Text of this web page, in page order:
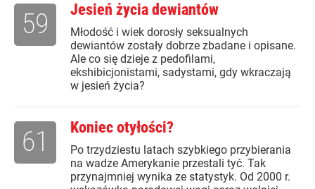
Jesień życia dewiantów
Młodość i wiek dorosły seksualnych
dewiantów zostały dobrze zbadane i opisane.
Ale co się dzieje z pedofilami,
ekshibicjonistami, sadystami, gdy wkraczają
w jesień życia?
59
Koniec otyłości?
Po trzydziestu latach szybkiego przybierania
na wadze Amerykanie przestali tyć. Tak
przynajmniej wynika ze statystyk. Od 2000 r.
61